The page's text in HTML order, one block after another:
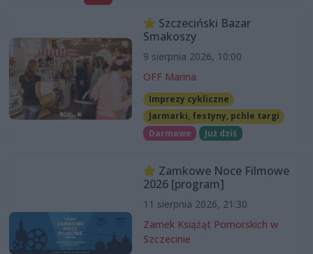
Szczeciński Bazar
Smakoszy
9 sierpnia 2026, 10:00
OFF Marina
Imprezy cykliczne
Jarmarki, festyny, pchle targi
Darmowe
Już dziś
Zamkowe Noce Filmowe
2026 [program]
11 sierpnia 2026, 21:30
Zamek Książąt Pomorskich w
Szczecinie